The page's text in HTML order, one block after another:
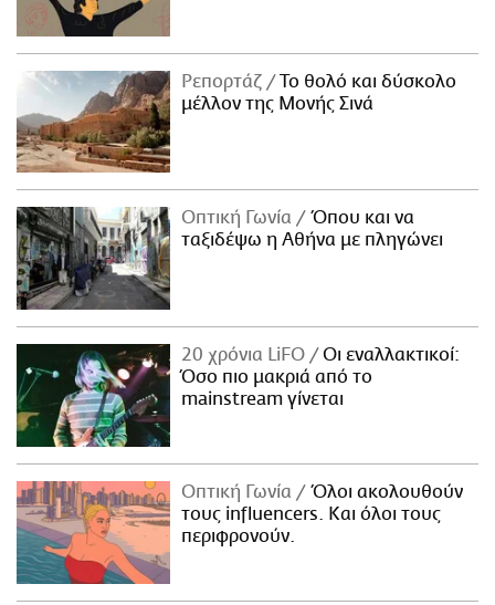
Ρεπορτάζ
Το θολό και δύσκολο
μέλλον της Μονής Σινά
Οπτική Γωνία
Όπου και να
ταξιδέψω η Αθήνα με πληγώνει
20 χρόνια LiFO
Οι εναλλακτικοί:
Όσο πιο μακριά από το
mainstream γίνεται
Οπτική Γωνία
Όλοι ακολουθούν
τους influencers. Και όλοι τους
περιφρονούν.